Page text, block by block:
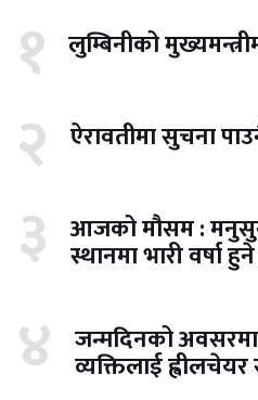
१ लुम्बिनीको
२ ऐरावतीमा सुचना
३ आजको मौसम :
स्थानमा भारी वर्षा हुने
४ जन्मदिनको
व्यक्तिलाई